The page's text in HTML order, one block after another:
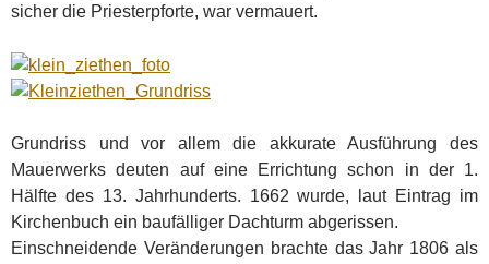
sicher die Priesterpforte, war vermauert.
Grundriss und vor allem die akkurate Ausführung des
Mauerwerks deuten auf eine Errichtung schon in der 1.
Hälfte des 13. Jahrhunderts. 1662 wurde, laut Eintrag im
Kirchenbuch ein baufälliger Dachturm abgerissen.
Einschneidende Veränderungen brachte das Jahr 1806 als